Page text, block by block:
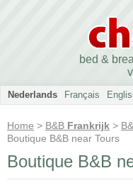
bed &
Nederlands Français
Home > B&B Frankrijk >
Boutique B&B near Tours
Boutique B&B